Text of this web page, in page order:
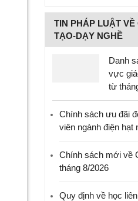
TIN PHÁP LUẬT
TẠO-DẠY NGHỀ
Danh
vực
từ
Chính sách ưu đãi
viên ngành điện hạt
Chính sách mới về
tháng 8/2026
Quy định về học